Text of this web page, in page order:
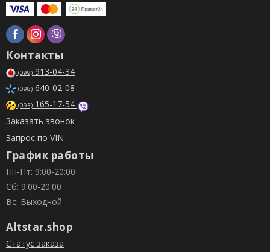
Контакты
(099) 913-04-34
(098) 640-02-08
(093) 165-17-54
Заказать звонок
Запрос по VIN
График работы
Пн-Пт: 9:00-20:00
Сб: 9:00-20:00
Вс: Выходной
Altstar.shop
Статус заказа